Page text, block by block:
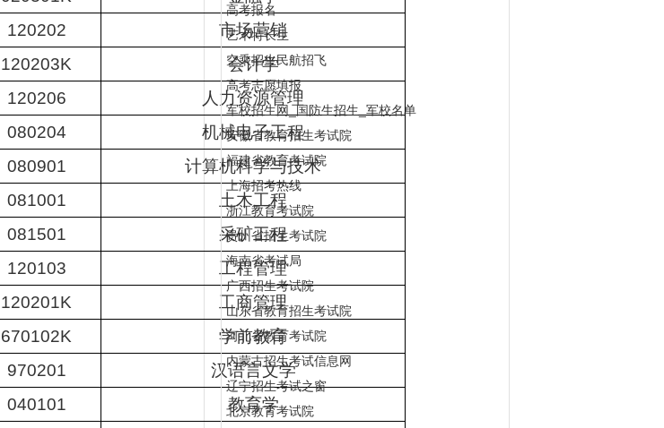
120202
市场营销
120203K
会计学
120206 人力资源管理
080204
机械电子工程
080901
计算机科学与技术
081001
土木工程
081501
采矿工程
120103
工程管理
120201K 工商管理
670102K
学前教育
970201 汉语言文学
040101
教育学
高考报名
艺术特长生
空乘招生民航招飞
高考志愿填报
军校招生网_国防生招生_军校名单
安徽省教育招生考试院
福建省教育考试院
上海招考热线
浙江教育考试院
贵州省招生考试院
海南省考试局
广西招生考试院
山东省教育招生考试院
河北省教育考试院
内蒙古招生考试信息网
辽宁招生考试之窗
北京教育考试院